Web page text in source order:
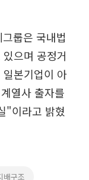
룹은 국내법
으며 공정거
본기업이 아
열사 출자를
"이라고 밝혔
배구조